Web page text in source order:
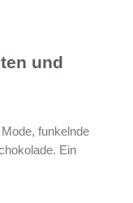
und
funkelnde
Ein